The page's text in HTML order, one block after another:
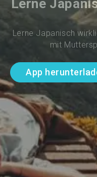
Lerne
Lerne Japanisch
mit
App